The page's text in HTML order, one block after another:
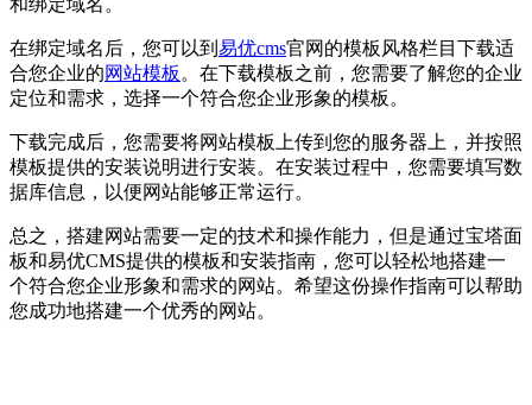
在绑定域名后，您可以到 易优cms官网的模板风格栏目下载适
合您企业的网站模板 。在下载模板之前，您需要了解您的企业
定位和需求，选择一个符合您企业形象的模板。
下载完成后，您需要将网站模板上传到您的服务器上，并按照
模板提供的安装说明进行安装。在安装过程中，您需要填写数
据库信息，以便网站能够正常运行。
总之，搭建网站需要一定的技术和操作能力，但是通过宝塔面
板和易优CMS提供的模板和安装指南，您可以轻松地搭建一
个符合您企业形象和需求的网站。希望这份操作指南可以帮助
您成功地搭建一个优秀的网站。